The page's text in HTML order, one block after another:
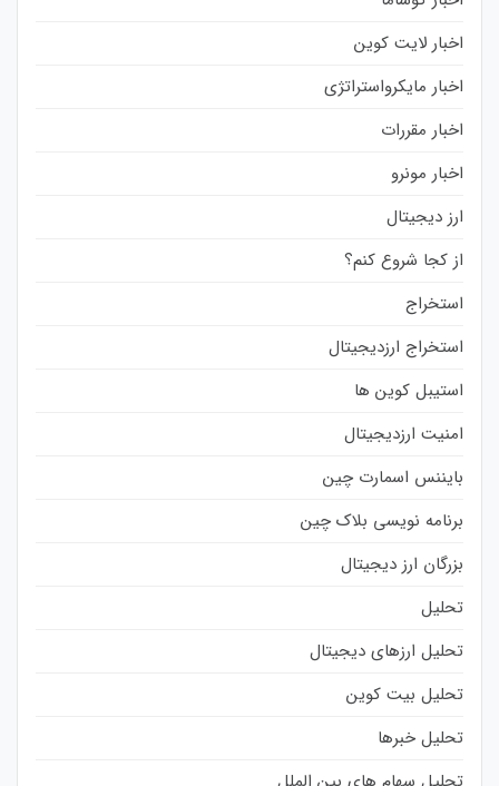
اخبار لایت کوین
اخبار مایکرواستراتژی
اخبار مقررات
اخبار مونرو
ارز دیجیتال
از کجا شروع کنم؟
استخراج
استخراج ارزدیجیتال
استیبل کوین ها
امنیت ارزدیجیتال
بایننس اسمارت چین
برنامه نویسی بلاک چین
بزرگان ارز دیجیتال
تحلیل
تحلیل ارزهای دیجیتال
تحلیل بیت کوین
تحلیل خبرها